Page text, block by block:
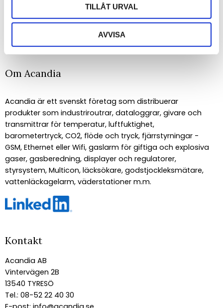
TILLÅT URVAL
AVVISA
PRENUMERERA
Dina personuppgifter behandlas i enlighet med vår
Om Acandia
Acandia är ett svenskt företag som distribuerar
produkter som industriroutrar, dataloggrar, givare och
transmittrar för temperatur, luftfuktighet,
barometertryck, CO2, flöde och tryck, fjärrstyrningar -
GSM, Ethernet eller Wifi, gaslarm för giftiga och explosiva
gaser, gasberedning, displayer och regulatorer,
styrsystem, Multicon, läcksökare, godstjockleksmätare,
vattenläckagelarm, väderstationer m.m.
Kontakt
Acandia AB
Vintervägen 2B
13540 TYRESÖ
Tel.: 08-52 22 40 30